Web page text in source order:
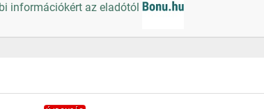
információkért az eladótól